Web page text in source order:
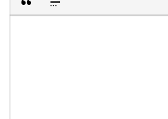
Вставка цитаты
Вставка спойлера